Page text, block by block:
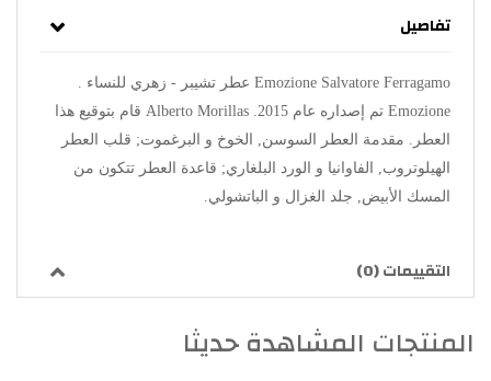
تفاصيل
Emozione Salvatore Ferragamo عطر تشيبر - زهري للنساء .
Emozione تم إصداره عام 2015. Alberto Morillas قام بتوقيع هذا
العطر. مقدمة العطر السوسن, الخوخ و البرغموت; قلب العطر
الهيلوتروب, الفاوانيا و الورد البلغاري; قاعدة العطر تتكون من
المسك الأبيض, جلد الغزال و الباتشولي.
التقييمات (0)
المنتجات المشاهدة حديثا